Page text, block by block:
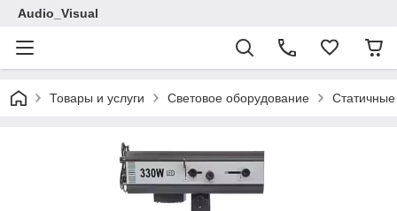
Audio_Visual
Товары и услуги Световое оборудование